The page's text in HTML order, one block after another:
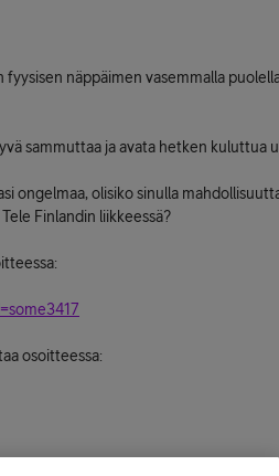
näppäimen vasemmalla
sammuttaa ja avata hetken kuluttua
ongelmaa, olisiko sinulla
Finlandin liikkeessä?
osoitteessa: